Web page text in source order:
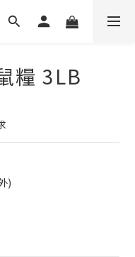
糧 3LB
)